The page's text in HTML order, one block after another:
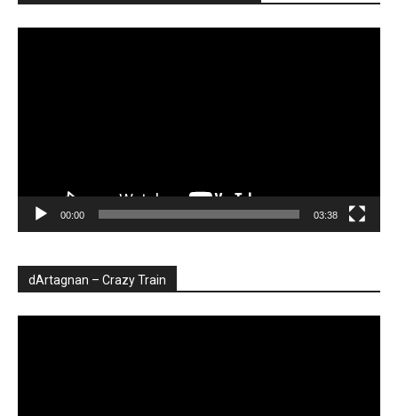
00:00 03:38
dArtagnan – Crazy Train